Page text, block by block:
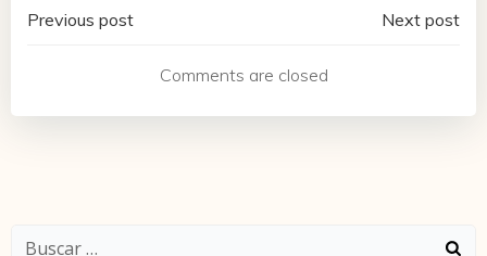
Navegación
entradas
Previous post
Navegación
de
entradas
Next post
Comments are closed
Buscar: